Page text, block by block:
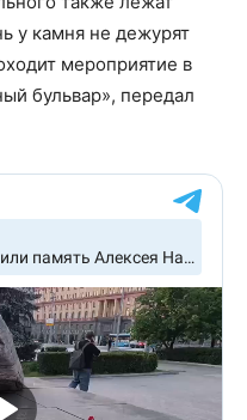
у камня не дежурят
мероприятие в
бульвар», передал